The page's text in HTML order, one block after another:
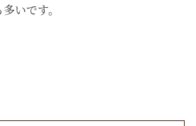
いです。